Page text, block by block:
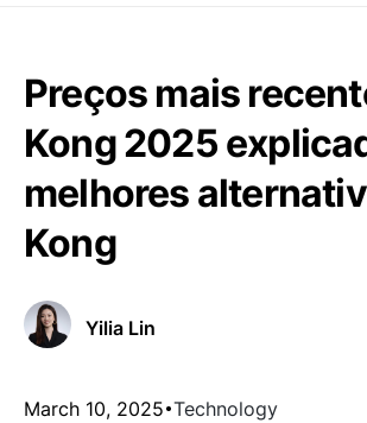
Preços mais
Kong 2025
melhores
Kong
Yilia Lin
March 10, 2025 Technology